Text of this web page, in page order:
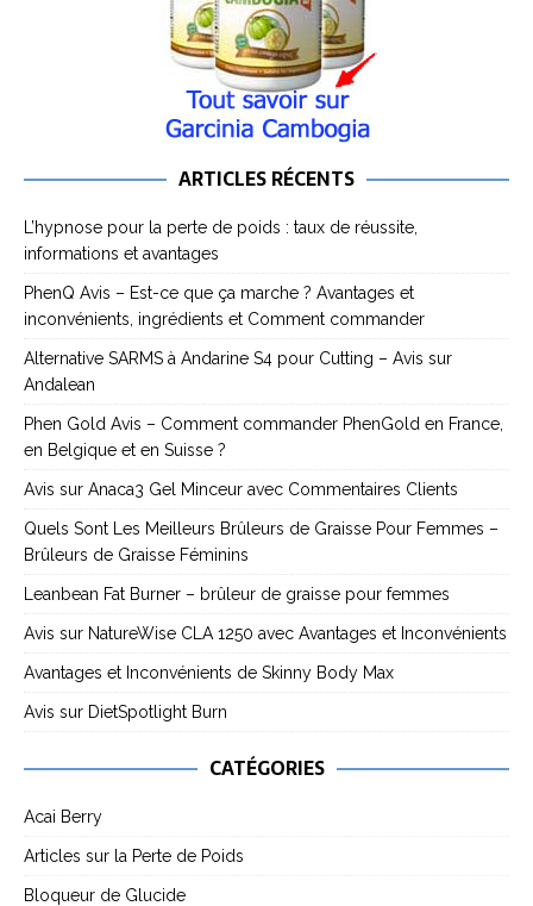
ARTICLES RÉCENTS
L’hypnose pour la perte de poids : taux de réussite,
informations et avantages
PhenQ Avis – Est-ce que ça marche ? Avantages et
inconvénients, ingrédients et Comment commander
Alternative SARMS à Andarine S4 pour Cutting – Avis sur
Andalean
Phen Gold Avis – Comment commander PhenGold en France,
en Belgique et en Suisse ?
Avis sur Anaca3 Gel Minceur avec Commentaires Clients
Quels Sont Les Meilleurs Brûleurs de Graisse Pour Femmes –
Brûleurs de Graisse Féminins
Leanbean Fat Burner – brûleur de graisse pour femmes
Avis sur NatureWise CLA 1250 avec Avantages et Inconvénients
Avantages et Inconvénients de Skinny Body Max
Avis sur DietSpotlight Burn
CATÉGORIES
Acai Berry
Articles sur la Perte de Poids
Bloqueur de Glucide